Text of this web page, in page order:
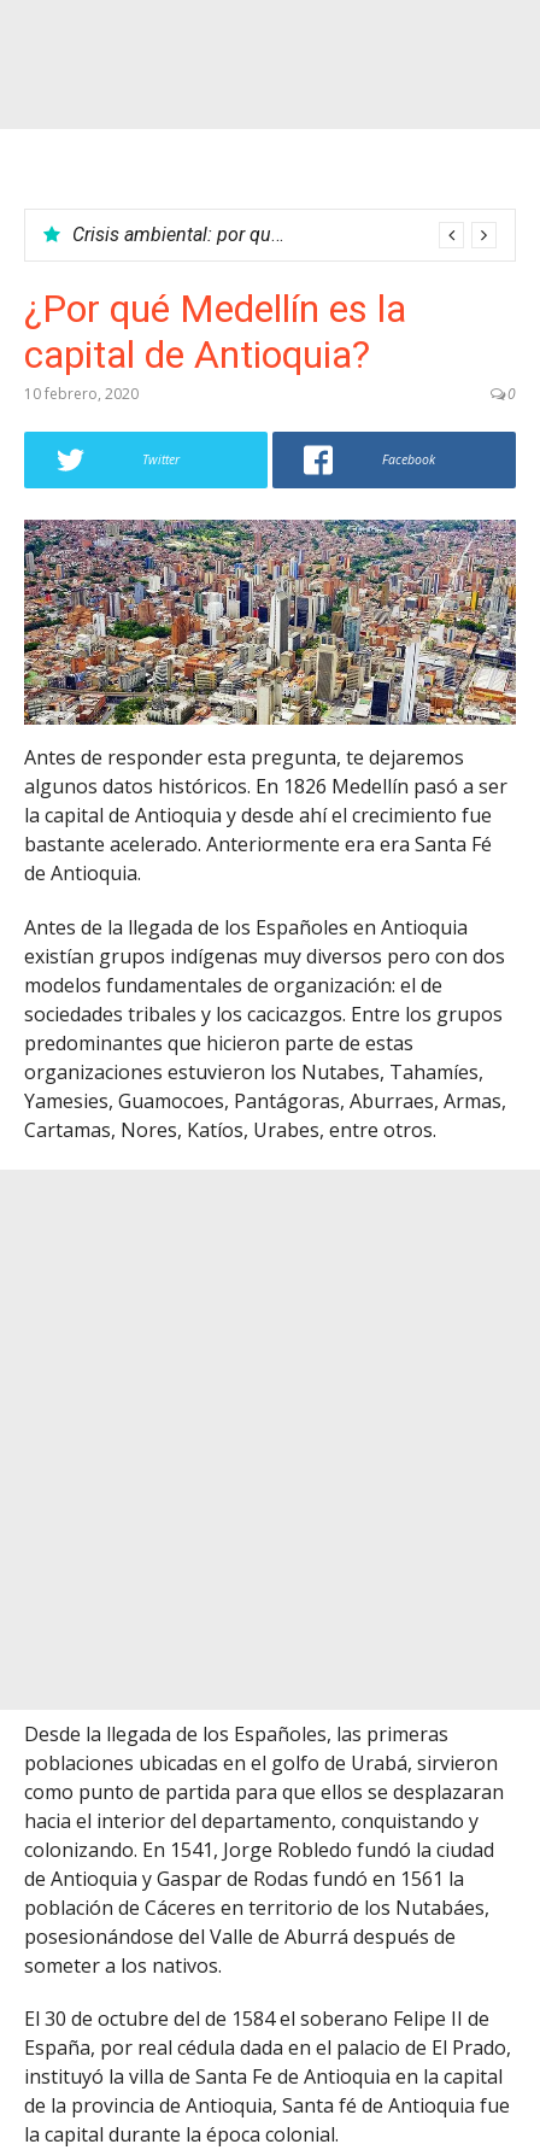
Crisis ambiental: por qué no podemos parar el calentamiento global
¿Por qué Medellín es la
capital de Antioquia?
10 febrero, 2020 0
Twitter Facebook
Antes de responder esta pregunta, te dejaremos
algunos datos históricos. En 1826 Medellín pasó a ser
la capital de Antioquia y desde ahí el crecimiento fue
bastante acelerado. Anteriormente era era Santa Fé
de Antioquia.
Antes de la llegada de los Españoles en Antioquia
existían grupos indígenas muy diversos pero con dos
modelos fundamentales de organización: el de
sociedades tribales y los cacicazgos. Entre los grupos
predominantes que hicieron parte de estas
organizaciones estuvieron los Nutabes, Tahamíes,
Yamesies, Guamocoes, Pantágoras, Aburraes, Armas,
Cartamas, Nores, Katíos, Urabes, entre otros.
Desde la llegada de los Españoles, las primeras
poblaciones ubicadas en el golfo de Urabá, sirvieron
como punto de partida para que ellos se desplazaran
hacia el interior del departamento, conquistando y
colonizando. En 1541, Jorge Robledo fundó la ciudad
de Antioquia y Gaspar de Rodas fundó en 1561 la
población de Cáceres en territorio de los Nutabáes,
posesionándose del Valle de Aburrá después de
someter a los nativos.
El 30 de octubre del de 1584 el soberano Felipe II de
España, por real cédula dada en el palacio de El Prado,
instituyó la villa de Santa Fe de Antioquia en la capital
de la provincia de Antioquia, Santa fé de Antioquia fue
la capital durante la época colonial.